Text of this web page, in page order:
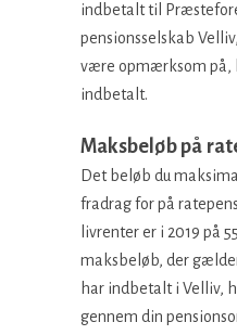
indbetalt til
pensionsselskab
være opmærksom på,
indbetalt.
Maksbeløb på
Det beløb du
fradrag for på
livrenter er i 2019 på
maksbeløb, der
har indbetalt i Velliv,
gennem din